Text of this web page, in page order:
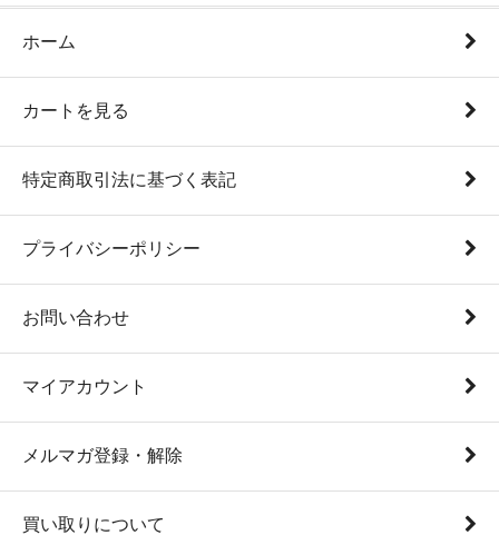
ホーム
カートを見る
特定商取引法に基づく表記
プライバシーポリシー
お問い合わせ
マイアカウント
メルマガ登録・解除
買い取りについて